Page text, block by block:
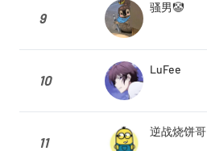
9
骚男🤡
10
LuFee
11
逆战烧饼哥